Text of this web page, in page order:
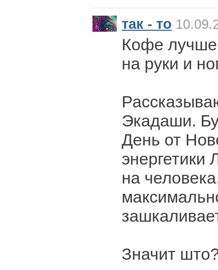
так - то
Кофе
на руки и
Экадаши.
День от
энергетики
на
Значит